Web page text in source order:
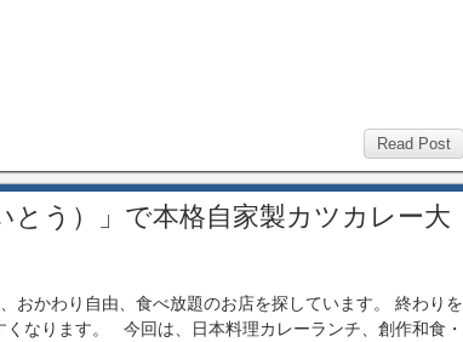
Read Post
とう）」で本格自家製カツカレー大
おかわり自由、食べ放題のお店を探しています。 終わりを
くなります。 今回は、日本料理カレーランチ、創作和食・